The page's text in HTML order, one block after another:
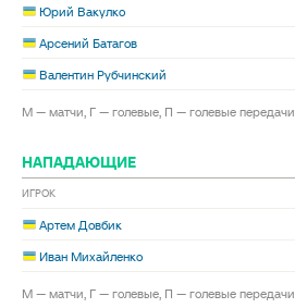
Юрий Вакулко
Арсений Батагов
Валентин Рубчинский
М — матчи, Г — голевые, П — голевые передачи
НАПАДАЮЩИЕ
ИГРОК
Артем Довбик
Иван Михайленко
М — матчи, Г — голевые, П — голевые передачи